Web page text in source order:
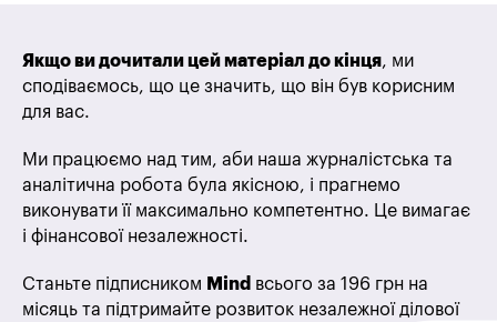
Якщо ви дочитали цей матеріал до кінця, ми
сподіваємось, що це значить, що він був корисним
для вас.
Ми працюємо над тим, аби наша журналістська та
аналітична робота була якісною, і прагнемо
виконувати її максимально компетентно. Це вимагає
і фінансової незалежності.
Станьте підписником Mind всього за 196 грн на
місяць та підтримайте розвиток незалежної ділової